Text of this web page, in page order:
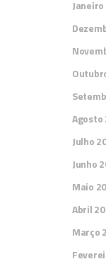
Agosto
Julho
Junho
Maio
Abril
Março